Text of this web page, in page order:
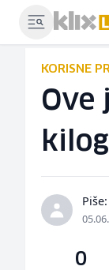
KORISNE
Ove
0